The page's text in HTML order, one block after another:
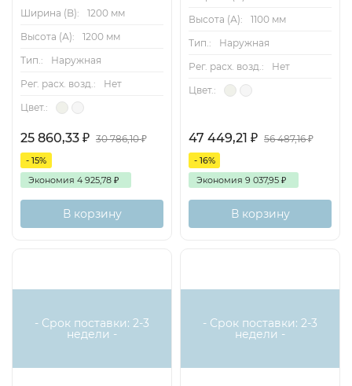
Ширина (B):
1200 мм
Высота (А):
1200 мм
Тип.:
Наружная
Рег. расх. возд.:
Нет
Цвет.:
25 860,33 ₽ 30 786,10₽
- 15%
Экономия 4 925,78 ₽
В корзину
Высота (А):
1100 мм
Тип.:
Наружная
Рег. расх. возд.:
Нет
Цвет.:
47 449,21 ₽ 56 487,16₽
- 16%
Экономия 9 037,95 ₽
В корзину
- Срок поставки: 2-3
недели -
- Срок поставки: 2-3
недели -